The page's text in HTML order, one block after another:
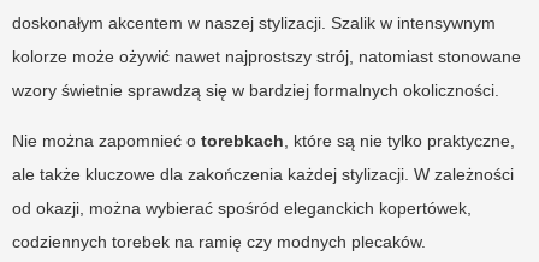
doskonałym akcentem w naszej stylizacji. Szalik w intensywnym
kolorze może ożywić nawet najprostszy strój, natomiast stonowane
wzory świetnie sprawdzą się w bardziej formalnych okoliczności.
Nie można zapomnieć o torebkach , które są nie tylko praktyczne,
ale także kluczowe dla zakończenia każdej stylizacji. W zależności
od okazji, można wybierać spośród eleganckich kopertówek,
codziennych torebek na ramię czy modnych plecaków.